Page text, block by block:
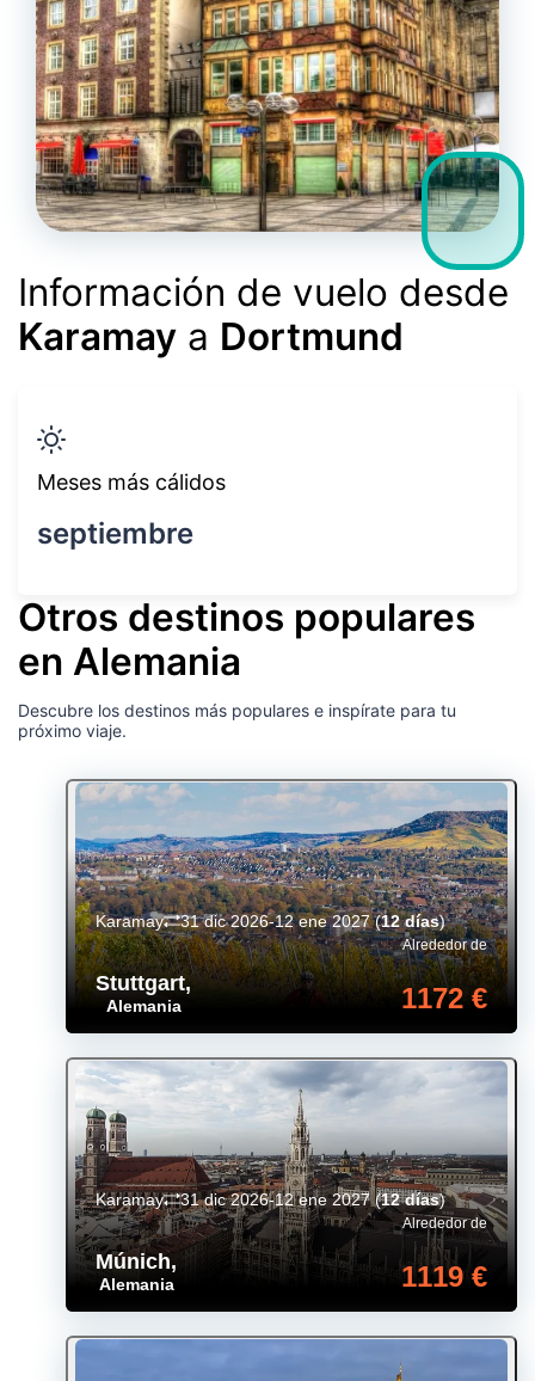
Información de vuelo desde
Karamay a Dortmund
Meses más cálidos
septiembre
Otros destinos populares
en Alemania
Descubre los destinos más populares e inspírate para tu
próximo viaje.
Stuttgart,
Alemania
Alrededor de
1172 €
Karamay 31 dic 2026-12 ene 2027(12 días)
Múnich,
Alemania
Alrededor de
1119 €
Karamay 31 dic 2026-12 ene 2027(12 días)